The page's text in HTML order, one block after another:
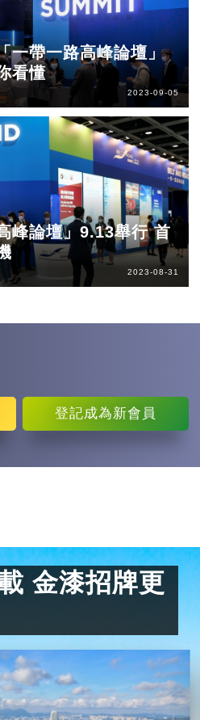
一帶一路高峰論壇」
看懂
2023-09-05
峰論壇」9.13舉行 首
2023-08-31
登記成為新會員
金漆招牌更